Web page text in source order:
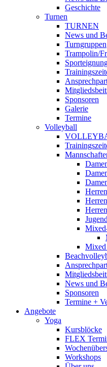
Geschichte
Turnen
TURNEN
News und
Turngruppen
Trampolin/
Sponsoren
Galerie
Termine
Volleyball
Jugend
Mixed
News und
Sponsoren
Termine +
Angebote
Yoga
Kursblöcke
FLEX
Workshops